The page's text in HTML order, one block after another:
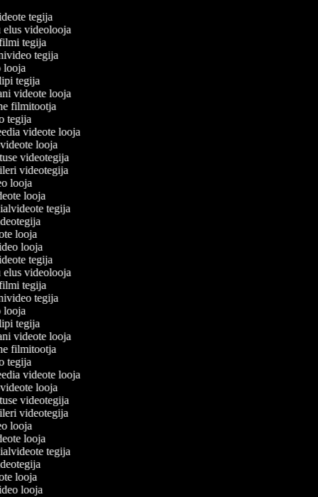
tegija
elus videolooja
tegija
tegija
looja
tegija
videote looja
filmitootja
tegija
videote looja
looja
videotegija
videotegija
looja
looja
tegija
looja
looja
tegija
elus videolooja
tegija
tegija
looja
tegija
videote looja
filmitootja
tegija
videote looja
looja
videotegija
videotegija
looja
looja
tegija
looja
looja